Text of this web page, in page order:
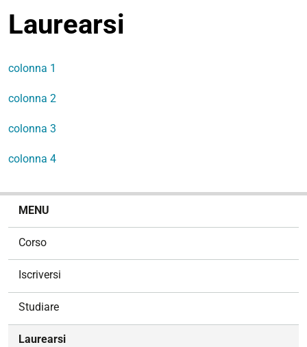
Laurearsi
colonna 1
colonna 2
colonna 3
colonna 4
MENU
Corso
Iscriversi
Studiare
Laurearsi